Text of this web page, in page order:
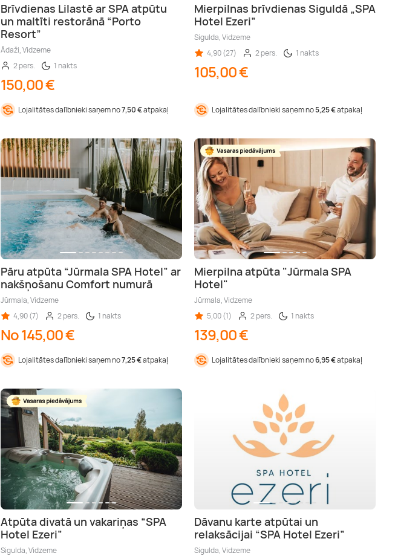
Brīvdienas Lilastē ar SPA atpūtu
un maltīti restorānā “Porto
Resort”
Ādaži, Vidzeme
2 pers.
1 nakts
150,00 €
Lojalitātes dalībnieki saņem no7,50 €atpakaļ
Mierpilnas brīvdienas Siguldā „SPA
Hotel Ezeri”
Sigulda, Vidzeme
4,90 (27)
2 pers. 1 nakts
105,00 €
Lojalitātes dalībnieki saņem no5,25 €atpakaļ
Pāru atpūta “Jūrmala SPA Hotel” ar
nakšņošanu Comfort numurā
Jūrmala, Vidzeme
4,90 (7)
2 pers. 1 nakts
No 145,00 €
Lojalitātes dalībnieki saņem no7,25 €atpakaļ
Mierpilna atpūta "Jūrmala SPA
Hotel"
Jūrmala, Vidzeme
5,00 (1)
2 pers. 1 nakts
139,00 €
Lojalitātes dalībnieki saņem no6,95 €atpakaļ
Atpūta divatā un vakariņas “SPA
Hotel Ezeri”
Sigulda, Vidzeme
Dāvanu karte atpūtai un
relaksācijai “SPA Hotel Ezeri”
Sigulda, Vidzeme